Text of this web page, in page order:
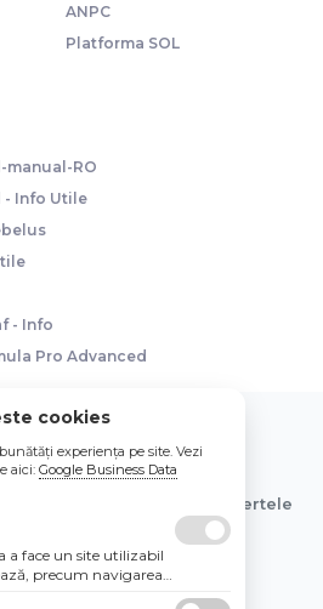
ANPC
Platforma SOL
manual-RO
- Info Utile
- Info
Pro Advanced
Nou Online Store SRL
in lei si includ tva. Ofertele
disponibil.
cookies
experiența pe site. Vezi
aici: Google Business Data
a face un site utilizabil
precum navigarea